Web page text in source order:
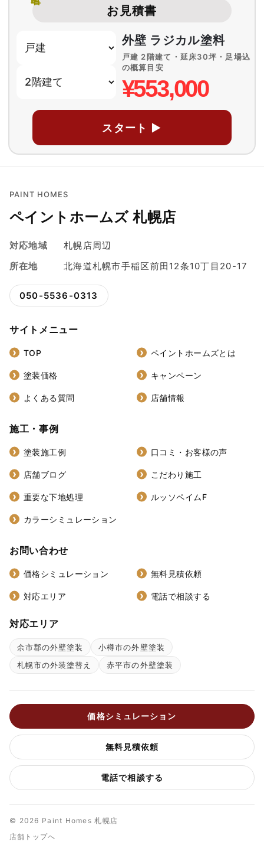
お見積書
外壁 ラジカル塗料
戸建 2階建て・延床30坪・足場込
の概算目安
¥553,000
スタート ▶
PAINT HOMES
ペイントホームズ 札幌店
対応地域
札幌店周辺
所在地
北海道札幌市手稲区前田12条10丁目20-17
050-5536-0313
サイトメニュー
TOP ペイントホームズとは
塗装価格 キャンペーン
よくある質問 店舗情報
施工・事例
塗装施工例 口コミ・お客様の声
店舗ブログ こだわり施工
重要な下地処理 ルッソペイムF
カラーシミュレーション
お問い合わせ
価格シミュレーション 無料見積依頼
対応エリア 電話で相談する
対応エリア
余市郡の外壁塗装
小樽市の外壁塗装
札幌市の外装塗替え
赤平市の外壁塗装
価格シミュレーション
無料見積依頼
電話で相談する
© 2026 Paint Homes 札幌店
店舗トップへ